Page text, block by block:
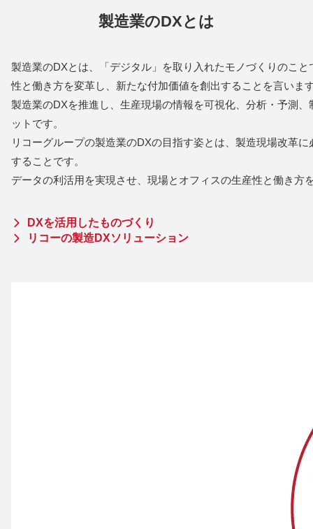
製造業のDXとは
製造業のDXとは、「デジタル」を取り入れたモノづくりのこ
性と働き方を変革し、新たな付加価値を創出することを言いま
製造業のDXを推進し、生産現場の情報を可視化、分析・予測
ットです。
リコーグループの製造業のDXの目指す姿とは、製造現場改
することです。
データの利活用を実現させ、現場とオフィスの生産性と働き
DXを活用したものづくり
リコーの製造DXソリューション